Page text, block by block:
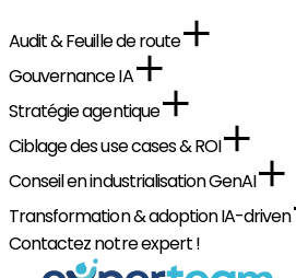
Audit & Feuille de route
Gouvernance IA
Stratégie agentique
Ciblage des use cases & ROI
Conseil en industrialisation GenAI
Transformation & adoption IA-driven
Contactez notre expert !